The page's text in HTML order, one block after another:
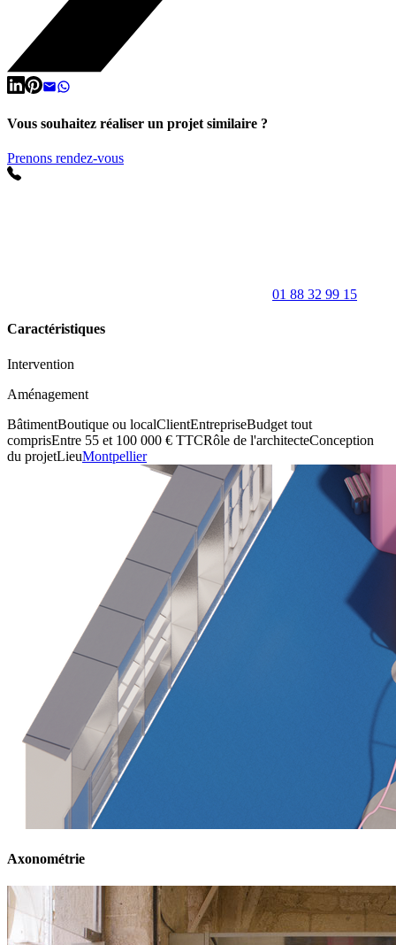
Vous souhaitez réaliser un projet similaire ?
Prenons rendez-vous
01 88 32 99 15
Caractéristiques
Intervention
Aménagement
BâtimentBoutique ou localClientEntrepriseBudget tout
comprisEntre 55 et 100 000 € TTCRôle de l'architecteConception
du projetLieuMontpellier
Axonométrie